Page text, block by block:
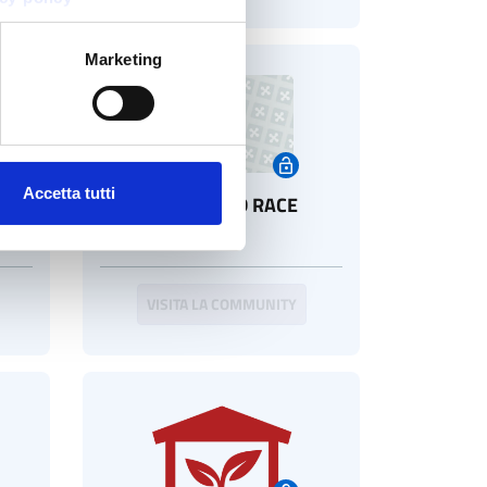
Marketing
Accetta tutti GPR SOUND RACE
VISITA LA COMMUNITY